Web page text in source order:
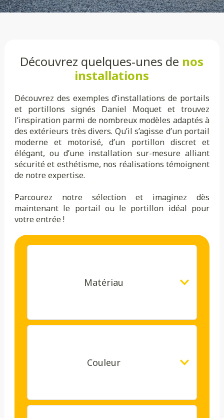
Découvrez quelques-unes de nos
installations
Découvrez des exemples d’installations de portails
et portillons signés Daniel Moquet et trouvez
l’inspiration parmi de nombreux modèles adaptés à
des extérieurs très divers. Qu’il s’agisse d’un portail
moderne et motorisé, d’un portillon discret et
élégant, ou d’une installation sur-mesure alliant
sécurité et esthétisme, nos réalisations témoignent
de notre expertise.
Parcourez notre sélection et imaginez dès
maintenant le portail ou le portillon idéal pour
votre entrée !
Matériau
Couleur